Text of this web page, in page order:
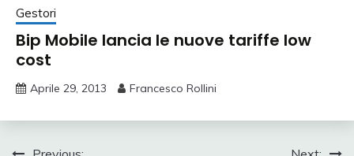
Gestori
Bip Mobile lancia le nuove tariffe low
cost
Aprile 29, 2013 Francesco Rollini